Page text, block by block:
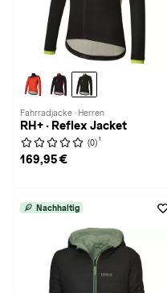
Fahrradjacke · Herren
RH+ · Reflex Jacket
(0) 1
169,95 €
Nachhaltig